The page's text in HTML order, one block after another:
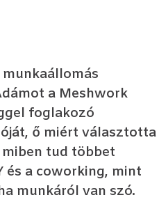
a Meshwork
foglakozó
ő miért választotta
tud többet
és a coworking, mint
munkáról van szó.